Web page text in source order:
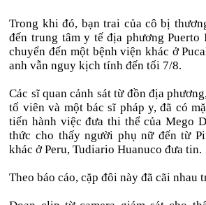
Trong khi đó, bạn trai của cô bị
đến trung tâm y tế địa phương
chuyển đến một bệnh viện khác ở
anh vẫn nguy kịch tính đến tối 7/8.
Các sĩ quan cảnh sát từ đồn địa
tố viên và một bác sĩ pháp y, đã có
tiến hành việc đưa thi thể của Mego
thức cho thấy người phụ nữ đến từ
khác ở Peru, Tudiario Huanuco đưa tin.
Theo báo cáo, cặp đôi này đã cãi nhau